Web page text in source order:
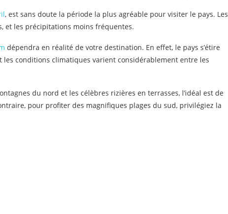
, est sans doute la période la plus agréable pour visiter le pays. Les
et les précipitations moins fréquentes.
dépendra en réalité de votre destination. En effet, le pays s’étire
conditions climatiques varient considérablement entre les
du nord et les célèbres rizières en terrasses, l’idéal est de
pour profiter des magnifiques plages du sud, privilégiez la